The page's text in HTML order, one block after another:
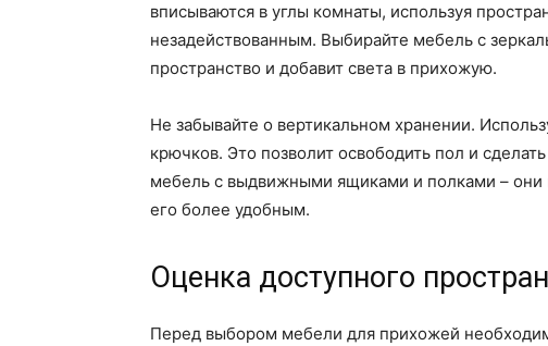
вписываются в углы комнаты, используя
незадействованным. Выбирайте мебель с
пространство и добавит света в прихожую.
Не забывайте о вертикальном хранении.
крючков. Это позволит освободить пол и
мебель с выдвижными ящиками и полками – они
его более удобным.
Оценка доступного
Перед выбором мебели для прихожей